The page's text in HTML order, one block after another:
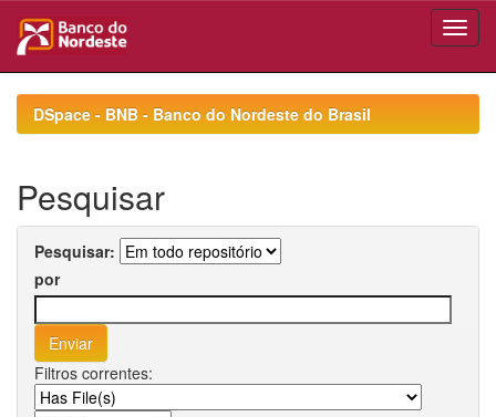
navigationDSpace - BNB - Banco do Nordeste do Brasil
Pesquisar
Pesquisar:
por
Filtros correntes: